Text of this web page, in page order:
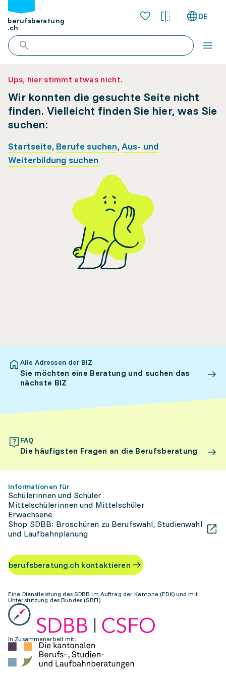
berufsberatung
.ch
DE
Ups, hier stimmt etwas nicht.
Wir konnten die gesuchte Seite nicht
finden. Vielleicht finden Sie hier, was Sie
suchen:
Startseite, Berufe suchen,Aus- und
Weiterbildung suchen
Alle Adressen der BIZ
Sie möchten eine Beratung und suchen das
nächste BIZ
FAQ
Die häufigsten Fragen an die Berufsberatung
Informationen für
Schülerinnen und Schüler
Mittelschülerinnen und Mittelschüler
Erwachsene
Shop SDBB: Broschüren zu Berufswahl, Studienwahl
und Laufbahnplanung
berufsberatung.ch kontaktieren
Eine Dienstleistung des SDBB im Auftrag der Kantone (EDK) und mit
Unterstützung des Bundes (SBFI)
In Zusammenarbeit mit: